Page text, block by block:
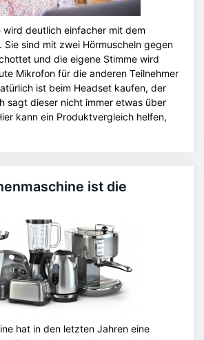
wird deutlich einfacher mit dem
Sie sind mit zwei Hörmuscheln gegen
und die eigene Stimme wird
Mikrofon für die anderen Teilnehmer
ist beim Headset kaufen, der
sagt dieser nicht immer etwas über
kann ein Produktvergleich helfen,
ist die
hat in den letzten Jahren eine